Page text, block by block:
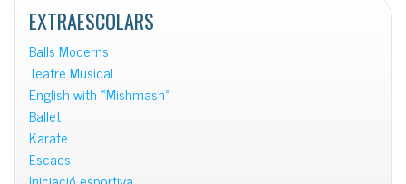
EXTRAESCOLARS
Balls Moderns
Teatre Musical
English with «Mishmash»
Ballet
Karate
Escacs